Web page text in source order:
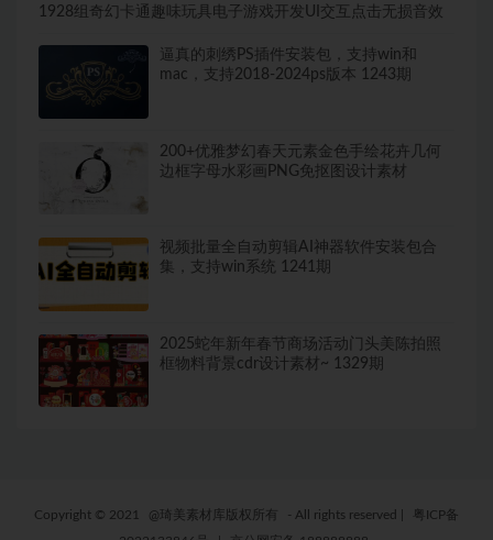
1928组奇幻卡通趣味玩具电子游戏开发UI交互点击无损音效
逼真的刺绣PS插件安装包，支持win和
mac，支持2018-2024ps版本 1243期
200+优雅梦幻春天元素金色手绘花卉几何
边框字母水彩画PNG免抠图设计素材
视频批量全自动剪辑AI神器软件安装包合
集，支持win系统 1241期
2025蛇年新年春节商场活动门头美陈拍照
框物料背景cdr设计素材~ 1329期
Copyright © 2021 @琦美素材库版权所有 - All rights reserved
粤ICP备